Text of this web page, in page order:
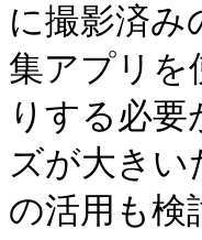
に撮影済
集アプリを
りする必
ズが大き
の活用も検